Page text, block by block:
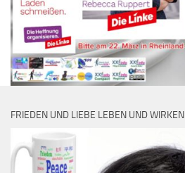
FRIEDEN UND LIEBE LEBEN UND WIRKEN